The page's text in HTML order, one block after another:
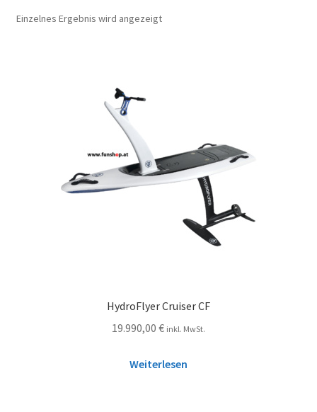
Impressum
Einzelnes Ergebnis wird angezeigt
HydroFlyer Cruiser CF
19.990,00 € inkl. MwSt.
Weiterlesen